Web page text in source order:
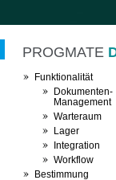
PROGMATE
Funktionalität
Dokumenten-
Management
Warteraum
Lager
Integration
Workflow
Bestimmung